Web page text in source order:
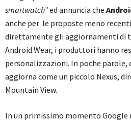
smartwatch”ed annuncia che
anche per le proposte meno
direttamente gli aggiornamenti di
Android Wear, i produttori hanno
personalizzazioni. In poche parole,
aggiorna come un piccolo Nexus,
Mountain View.
In un primissimo momento